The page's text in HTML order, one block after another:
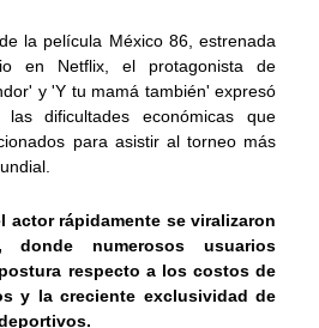
la película México 86, estrenada
en Netflix, el protagonista de
y 'Y tu mamá también' expresó
dificultades económicas que
para asistir al torneo más
actor rápidamente se viralizaron
donde numerosos usuarios
respecto a los costos de
y la creciente exclusividad de